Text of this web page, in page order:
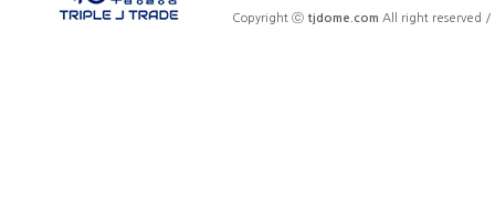
Copyright ⓒ tjdome.com All right reserved /